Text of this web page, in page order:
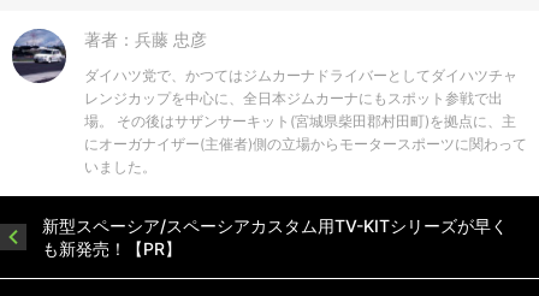
著者：兵藤 忠彦
ダイハツ党で、かつてはジムカーナドライバーとしてダイハツチャ
レンジカップを中心に、全日本ジムカーナにもスポット参戦で出
場。 その後はサザンサーキット(宮城県柴田郡村田町)を拠点に、主
にオーガナイザー(主催者)側の立場からモータースポーツに関わって
いました。
新型スペーシア/スペーシアカスタム用TV-KITシリーズが早く
も新発売！【PR】